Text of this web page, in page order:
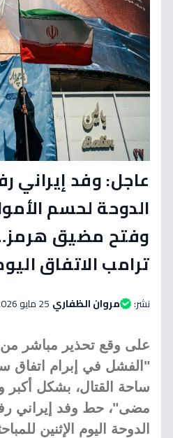
عاجل: وفد إيراني
الدوحة لحسم
وفتح مضيق
ترامب الاتفاق
نشر: مروان الظفاري 25 مايو 2026 الساعة 11:55 مساءاً
على وقع تحذير مباشر من
"الفشل في إبرام اتفاق
ساحة القتال، بشكل
مضى"، حط وفد إيراني
الدوحة اليوم الإثنين